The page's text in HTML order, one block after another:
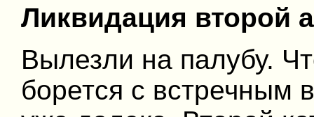
Ликвидация второй
Вылезли на палубу.
борется с встречным